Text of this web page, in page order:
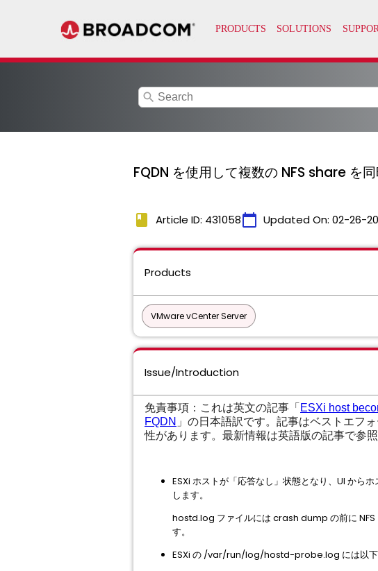
search
FQDN を使用して複数の NFS share を
book Article ID: 431058calendar_today Updated On: 02-26-
Products
VMware vCenter Server
Issue/Introduction
免責事項：これは英文の記事「 ESXi host
FQDN 」の日本語訳です。記事はベストエフ
性があります。最新情報は英語版の記事で参照
ESXi ホストが「応答なし」状態となり、UI から
します。
hostd.log ファイルには crash dump の前に NFS
す。
ESXi の /var/run/log/hostd-probe.log には以下